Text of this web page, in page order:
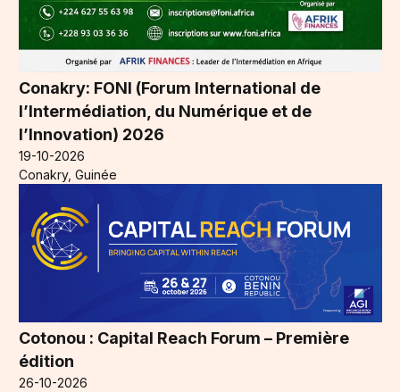
Conakry: FONI (Forum International de
l’Intermédiation, du Numérique et de
l’Innovation) 2026
19-10-2026
Conakry, Guinée
Cotonou : Capital Reach Forum – Première
édition
26-10-2026